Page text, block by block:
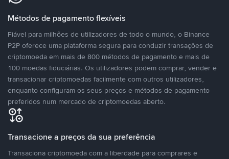
Métodos de pagamento flexíveis
Fiável para milhões de utilizadores de todo o mundo, o Binance
P2P oferece uma plataforma segura para conduzir transações de
criptomoeda em mais de 800 métodos de pagamento e mais de
100 moedas fiduciárias. Os utilizadores podem comprar, vender e
transacionar criptomoedas facilmente com outros utilizadores,
enquanto configuram os seus preços e métodos de pagamento
preferidos num mercado de criptomoedas aberto.
Transacione a preços da sua preferência
Transaciona criptomoeda com a liberdade para comprares e